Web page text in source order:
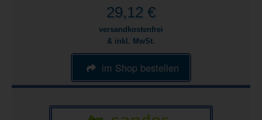
29,12 €
versandkostenfrei
& inkl. MwSt.
im Shop bestellen